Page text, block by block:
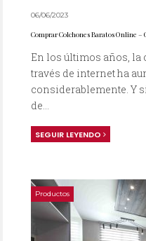
06/06/2023
Comprar Colchones Baratos Online –
En los últimos años, la
través de internet ha
considerablemente. Y
de...
SEGUIR LEYENDO
Productos